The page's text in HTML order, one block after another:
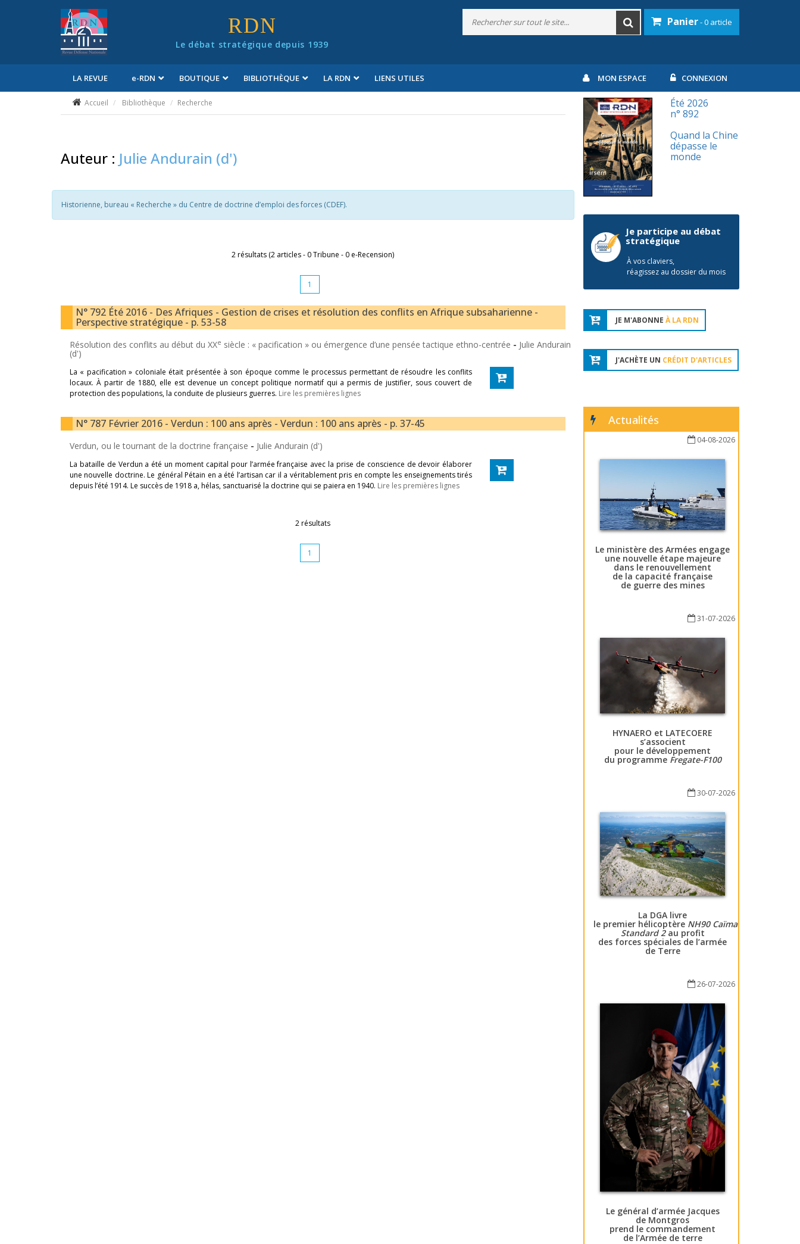
RDN
Le débat stratégique depuis 1939
Panier- 0 article
LA REVUE e-RDN BOUTIQUE BIBLIOTHÈQUE LA RDN LIENS UTILES MON ESPACE CONNEXION
Accueil Bibliothèque Recherche
Auteur : Julie Andurain (d')
Historienne, bureau « Recherche » du Centre de doctrine d’emploi des forces (CDEF).
2 résultats (2 articles - 0 Tribune - 0 e-Recension)
1
N° 792 Été 2016 - Des Afriques - Gestion de crises et résolution des conflits en Afrique subsaharienne -
Perspective stratégique - p. 53-58
Résolution des conflits au début du XXe siècle : « pacification » ou émergence d’une pensée tactique ethno-centrée - Julie Andurain
(d')
La « pacification » coloniale était présentée à son époque comme le processus permettant de résoudre les conflits
locaux. À partir de 1880, elle est devenue un concept politique normatif qui a permis de justifier, sous couvert de
protection des populations, la conduite de plusieurs guerres. Lire les premières lignes
N° 787 Février 2016 - Verdun : 100 ans après - Verdun : 100 ans après - p. 37-45
Verdun, ou le tournant de la doctrine française - Julie Andurain (d')
La bataille de Verdun a été un moment capital pour l’armée française avec la prise de conscience de devoir élaborer
une nouvelle doctrine. Le général Pétain en a été l’artisan car il a véritablement pris en compte les enseignements tirés
depuis l’été 1914. Le succès de 1918 a, hélas, sanctuarisé la doctrine qui se paiera en 1940. Lire les premières lignes
2 résultats
1
Été 2026
n° 892
Quand la Chine
dépasse le
monde
Je participe au débat
stratégique
À vos claviers,
réagissez au dossier du mois
JE M'ABONNE À LA RDN
J'ACHÈTE UN CRÉDIT D'ARTICLES
Actualités
04-08-2026
Le ministère des Armées engage
une nouvelle étape majeure
dans le renouvellement
de la capacité française
de guerre des mines
31-07-2026
HYNAERO et LATECOERE
s’associent
pour le développement
du programme Fregate-F100
30-07-2026
La DGA livre
le premier hélicoptère NH90 Caïman
Standard 2au profit
des forces spéciales de l’armée
de Terre
26-07-2026
Le général d’armée Jacques
de Montgros
prend le commandement
de l’Armée de terre